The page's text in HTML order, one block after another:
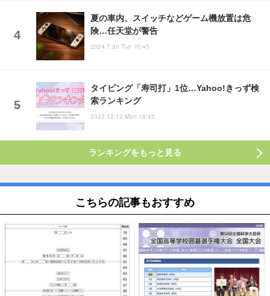
夏の車内、スイッチなどゲーム機放置は危
険…任天堂が警告
2024.7.30 Tue 16:45
タイピング「寿司打」1位…Yahoo!きっず検
索ランキング
2022.12.12 Mon 18:45
ランキングをもっと見る
こちらの記事もおすすめ